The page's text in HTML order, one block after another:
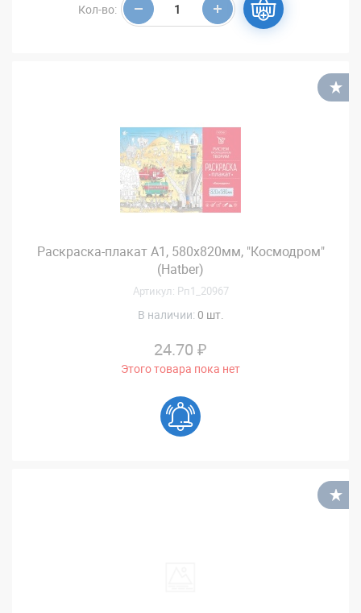
Кол-во:
Раскраска-плакат А1, 580х820мм, "Космодром"
(Hatber)
Артикул: Рп1_20967
В наличии: 0 шт.
24.70 ₽
Этого товара пока нет